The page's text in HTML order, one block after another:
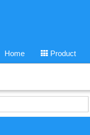
Home Product